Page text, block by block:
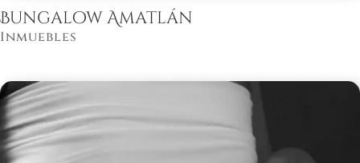
Bungalow Amatlán
Inmuebles